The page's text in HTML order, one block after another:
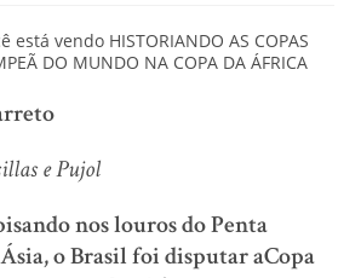
e Pujol
nos louros do Penta
o Brasil foi disputar aCopa